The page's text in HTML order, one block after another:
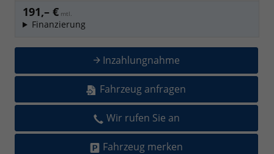
191,– € mtl.
Finanzierung
Inzahlungnahme
Fahrzeug anfragen
Wir rufen Sie an
Fahrzeug merken